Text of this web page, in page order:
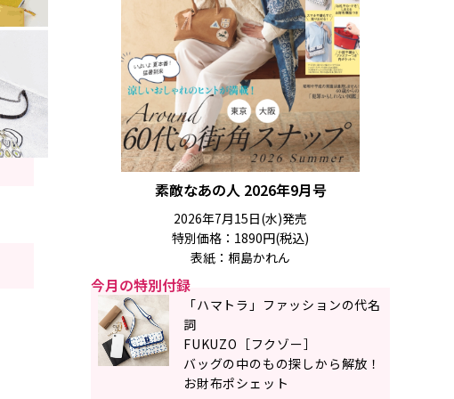
素敵なあの人 2026年9月号
2026年7月15日(水)発売
特別価格：1890円(税込)
表紙：桐島かれん
今月の特別付録
「ハマトラ」ファッションの代名
詞
FUKUZO［フクゾー］
バッグの中のもの探しから解放！
お財布ポシェット